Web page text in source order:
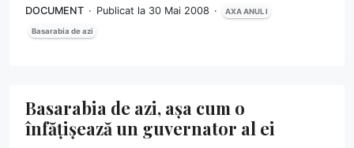
DOCUMENT Publicat la 30 Mai 2008 AXA ANUL I
Basarabia de azi
Basarabia de azi, așa cum o
înfățișează un guvernator al ei